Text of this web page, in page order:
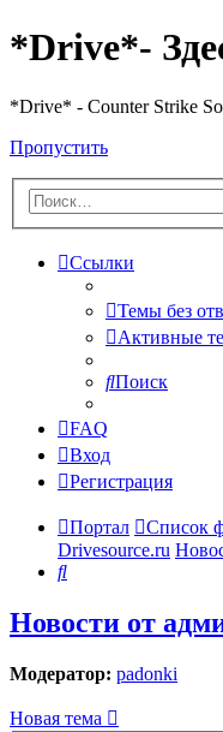
*Drive*-
*Drive* - Counter Strike
Пропустить
Ссылки
Темы без
Активные
Поиск
FAQ
Вход
Регистрация
Портал Список
Drivesource.ru
Поиск
Новости от
Модератор: padonki
Новая тема